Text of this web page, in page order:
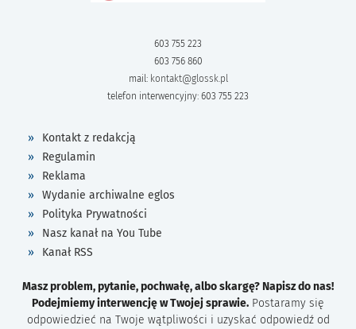
603 755 223
603 756 860
mail: kontakt@glossk.pl
telefon interwencyjny: 603 755 223
Kontakt z redakcją
Regulamin
Reklama
Wydanie archiwalne eglos
Polityka Prywatności
Nasz kanał na You Tube
Kanał RSS
Masz problem, pytanie, pochwałę, albo skargę? Napisz do nas!
Podejmiemy interwencję w Twojej sprawie. Postaramy się
odpowiedzieć na Twoje wątpliwości i uzyskać odpowiedź od